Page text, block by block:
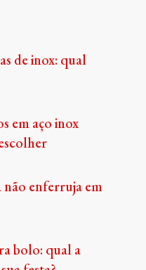
de inox: qual
em aço inox
enferruja em
bolo: qual a